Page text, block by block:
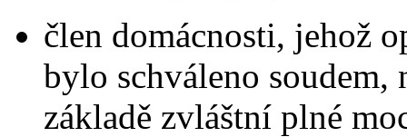
člen domácnosti, jehož
bylo schváleno soudem,
základě zvláštní plné